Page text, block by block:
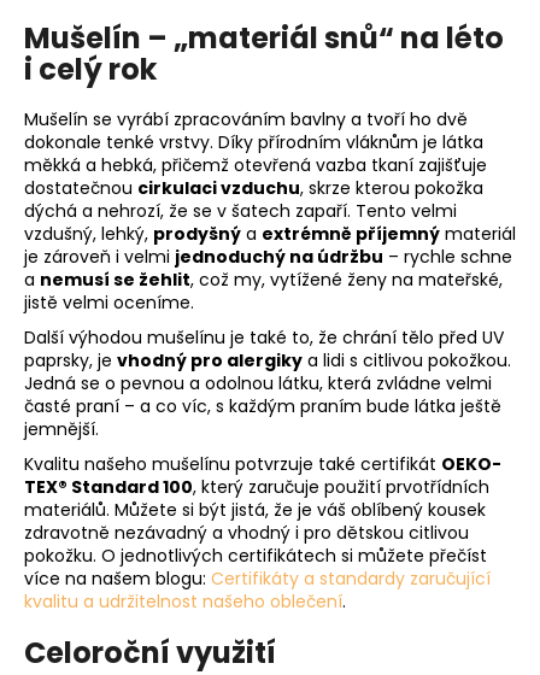
Mušelín – „materiál snů“ na léto
i celý rok
Mušelín se vyrábí zpracováním bavlny a tvoří ho dvě
dokonale tenké vrstvy. Díky přírodním vláknům je látka
měkká a hebká, přičemž otevřená vazba tkaní zajišťuje
dostatečnou cirkulaci vzduchu, skrze kterou pokožka
dýchá a nehrozí, že se v šatech zapaří. Tento velmi
vzdušný, lehký, prodyšný a extrémně příjemný materiál
je zároveň i velmi jednoduchý na údržbu – rychle schne
a nemusí se žehlit, což my, vytížené ženy na mateřské,
jistě velmi oceníme.
Další výhodou mušelínu je také to, že chrání tělo před UV
paprsky, je vhodný pro alergiky a lidi s citlivou pokožkou.
Jedná se o pevnou a odolnou látku, která zvládne velmi
časté praní – a co víc, s každým praním bude látka ještě
jemnější.
Kvalitu našeho mušelínu potvrzuje také certifikát OEKO-
TEX® Standard 100, který zaručuje použití prvotřídních
materiálů. Můžete si být jistá, že je váš oblíbený kousek
zdravotně nezávadný a vhodný i pro dětskou citlivou
pokožku. O jednotlivých certifikátech si můžete přečíst
více na našem blogu: Certifikáty a standardy zaručující
kvalitu a udržitelnost našeho oblečení.
Celoroční využití